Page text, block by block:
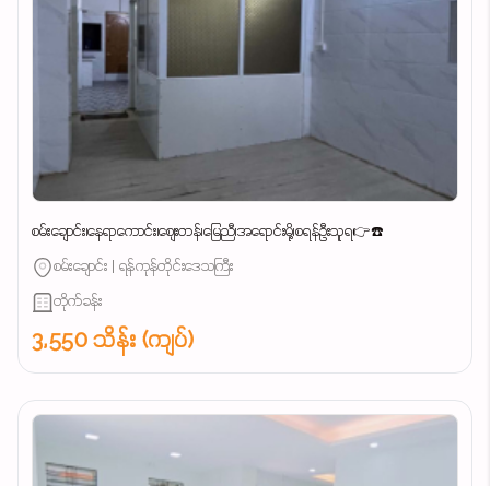
စမ်းချောင်း၊နေရာကောင်း၊စျေးတန်၊မြေညီ၊အရောင်းမို့၊စရန်ဦးသူရ👉☎️
စမ်းချောင်း | ရန်ကုန်တိုင်းဒေသကြီး
တိုက်ခန်း
3,550 သိန်း (ကျပ်)